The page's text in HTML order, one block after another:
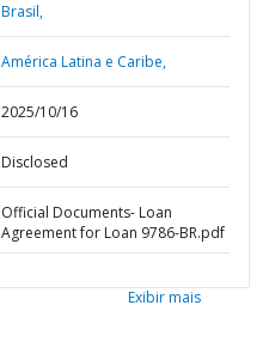
Brasil,
América Latina e Caribe,
2025/10/16
Disclosed
Official Documents- Loan
Agreement for Loan 9786-BR.pdf
Exibir mais